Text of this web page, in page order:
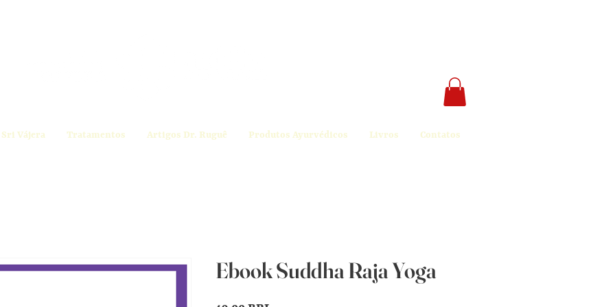
Sri Vájera Tratamentos Artigos Dr. Ruguê Produtos Ayurvédicos Livros Contatos
Ebook Suddha Raja Yoga